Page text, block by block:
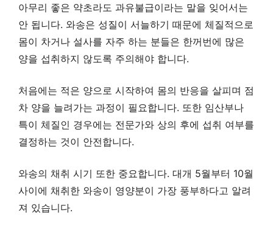
아무리 좋은 약초라도 과유불급이라는 말을 잊어서는
안 됩니다. 와송은 성질이 서늘하기 때문에 체질적으로
몸이 차거나 설사를 자주 하는 분들은 한꺼번에 많은
양을 섭취하지 않도록 주의해야 합니다.
처음에는 적은 양으로 시작하여 몸의 반응을 살피며 점
차 양을 늘려가는 과정이 필요합니다. 또한 임산부나
특이 체질인 경우에는 전문가와 상의 후에 섭취 여부를
결정하는 것이 안전합니다.
와송의 채취 시기 또한 중요합니다. 대개 5월부터 10월
사이에 채취한 와송이 영양분이 가장 풍부하다고 알려
져 있습니다.